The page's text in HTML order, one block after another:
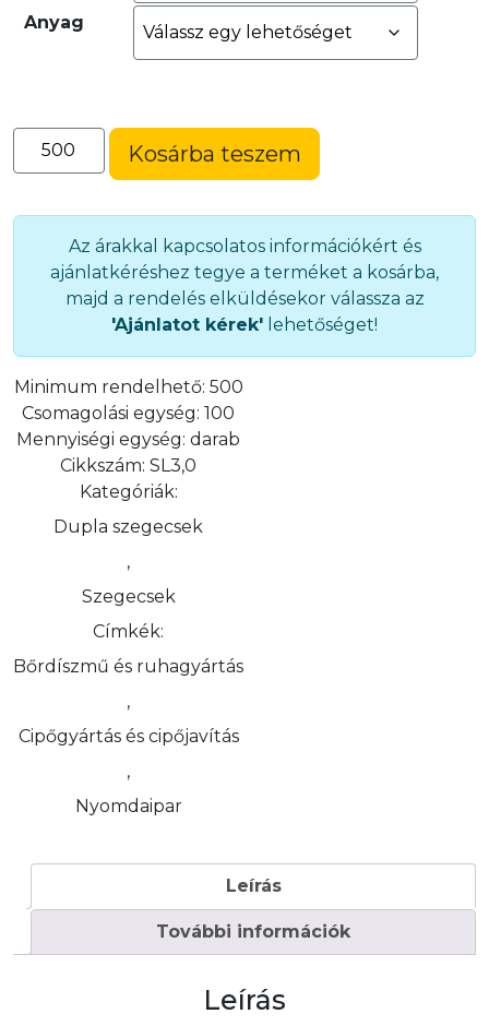
Anyag
Szegecsláb
(SF3,0
SF3,5
fejhez)
(SL3,0)
mennyiség
Kosárba teszem
Az árakkal kapcsolatos információkért és
ajánlatkéréshez tegye a terméket a kosárba,
majd a rendelés elküldésekor válassza az
'Ajánlatot kérek' lehetőséget!
Minimum rendelhető: 500
Csomagolási egység: 100
Mennyiségi egység: darab
Cikkszám: SL3,0
Kategóriák:
Dupla szegecsek
,
Szegecsek
Címkék:
Bőrdíszmű és ruhagyártás
,
Cipőgyártás és cipőjavítás
,
Nyomdaipar
Leírás
További információk
Leírás